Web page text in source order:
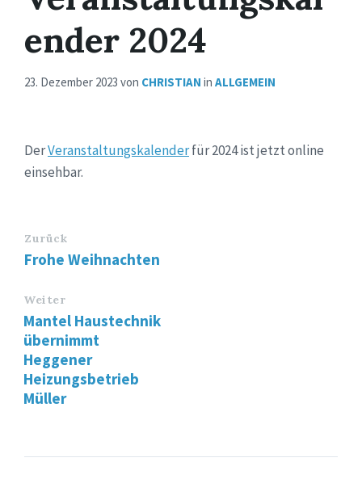
ender 2024
23. Dezember 2023 von CHRISTIAN in ALLGEMEIN
DerVeranstaltungskalenderfür 2024 ist jetzt online
einsehbar.
Zurück
Frohe Weihnachten
Weiter
Mantel Haustechnik
übernimmt
Heggener
Heizungsbetrieb
Müller